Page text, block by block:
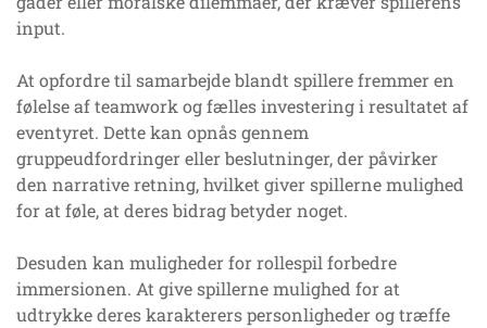
input.
At opfordre til samarbejde blandt spillere fremmer en
følelse af teamwork og fælles investering i resultatet af
eventyret. Dette kan opnås gennem
gruppeudfordringer eller beslutninger, der påvirker
den narrative retning, hvilket giver spillerne mulighed
for at føle, at deres bidrag betyder noget.
Desuden kan muligheder for rollespil forbedre
immersionen. At give spillerne mulighed for at
udtrykke deres karakterers personligheder og træffe